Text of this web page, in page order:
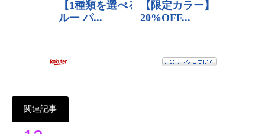
関連記事